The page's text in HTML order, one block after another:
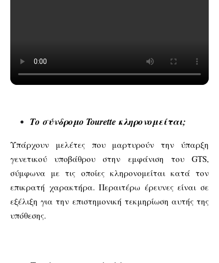
Το σύνδρομο Tourette κληρονομείται;
Υπάρχουν μελέτες που μαρτυρούν την ύπαρξη
γενετικού υποβάθρου στην εμφάνιση του GTS,
σύμφωνα με τις οποίες κληρονομείται κατά τον
επικρατή χαρακτήρα. Περαιτέρω έρευνες είναι σε
εξέλιξη για την επιστημονική τεκμηρίωση αυτής της
υπόθεσης.